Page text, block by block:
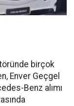
birçok
Enver Geçgel
Benz alımı